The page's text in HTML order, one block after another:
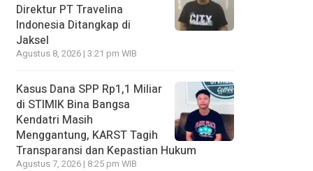
Direktur PT Travelina
Indonesia Ditangkap di
Jaksel
Agustus 8, 2026 | 3:21 pm WIB
Kasus Dana SPP Rp1,1 Miliar
di STIMIK Bina Bangsa
Kendatri Masih
Menggantung, KARST Tagih
Transparansi dan Kepastian Hukum
Agustus 7, 2026 | 8:25 pm WIB